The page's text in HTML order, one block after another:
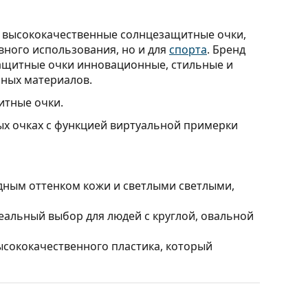
солнцезащитные очки,
использования, но и для спорта. Бренд
очки инновационные, стильные и
материалов.
очки.
очках с функцией виртуальной примерки
оттенком кожи и светлыми светлыми,
выбор для людей с круглой, овальной
пластика, который